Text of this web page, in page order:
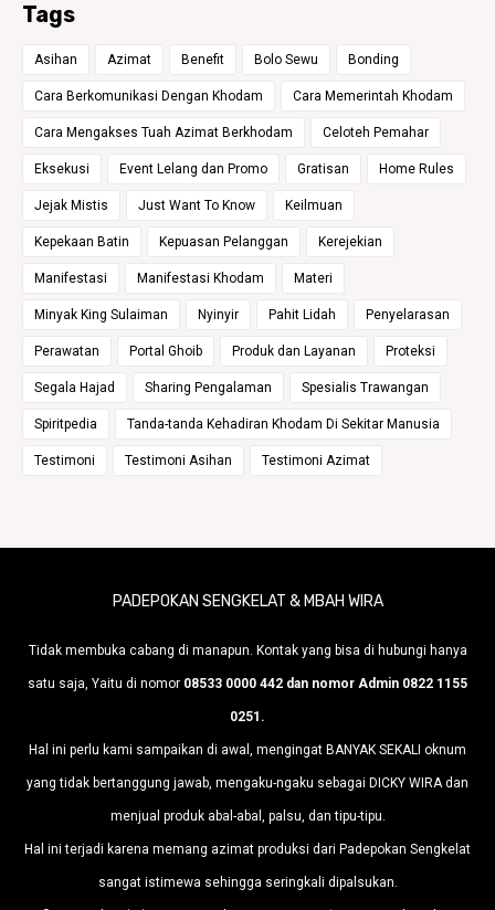
Tags
Asihan Azimat Benefit Bolo Sewu Bonding
Cara Berkomunikasi Dengan Khodam Cara Memerintah Khodam
Cara Mengakses Tuah Azimat Berkhodam Celoteh Pemahar
Eksekusi Event Lelang dan Promo Gratisan Home Rules
Jejak Mistis Just Want To Know Keilmuan
Kepekaan Batin Kepuasan Pelanggan Kerejekian
Manifestasi Manifestasi Khodam Materi
Minyak King Sulaiman Nyinyir Pahit Lidah Penyelarasan
Perawatan Portal Ghoib Produk dan Layanan Proteksi
Segala Hajad Sharing Pengalaman Spesialis Trawangan
Spiritpedia Tanda-tanda Kehadiran Khodam Di Sekitar Manusia
Testimoni Testimoni Asihan Testimoni Azimat
PADEPOKAN SENGKELAT & MBAH WIRA
Tidak membuka cabang di manapun. Kontak yang bisa di hubungi hanya
satu saja, Yaitu di nomor 08533 0000 442 dan nomor Admin 0822 1155
0251.
Hal ini perlu kami sampaikan di awal, mengingat BANYAK SEKALI oknum
yang tidak bertanggung jawab, mengaku-ngaku sebagai DICKY WIRA dan
menjual produk abal-abal, palsu, dan tipu-tipu.
Hal ini terjadi karena memang azimat produksi dari Padepokan Sengkelat
sangat istimewa sehingga seringkali dipalsukan.